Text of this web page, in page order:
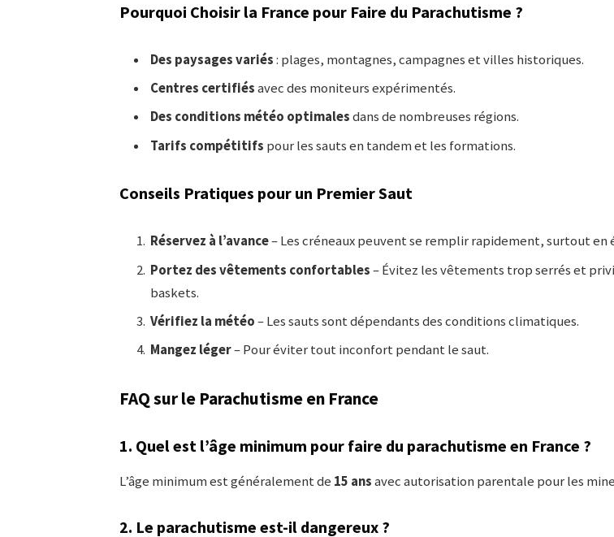
Pourquoi Choisir la France pour Faire du Parachutisme ?
Des paysages variés: plages, montagnes, campagnes et villes historiques.
Centres certifiésavec des moniteurs expérimentés.
Des conditions météo optimalesdans de nombreuses régions.
Tarifs compétitifs pour les sauts en tandem et les formations.
Conseils Pratiques pour un Premier Saut
Réservez à l’avance– Les créneaux peuvent se remplir rapidement, surtout en
Portez des vêtements confortables– Évitez les vêtements trop serrés et
baskets.
Vérifiez la météo– Les sauts sont dépendants des conditions climatiques.
Mangez léger– Pour éviter tout inconfort pendant le saut.
FAQ sur le Parachutisme en France
1. Quel est l’âge minimum pour faire du parachutisme en France ?
L’âge minimum est généralement de 15 ansavec autorisation parentale pour les
2. Le parachutisme est-il dangereux ?